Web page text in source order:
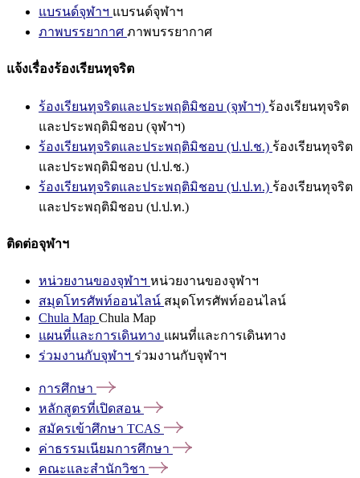
แบรนด์จุฬาฯ แบรนด์จุฬาฯ
ภาพบรรยากาศ ภาพบรรยากาศ
แจ้งเรื่องร้องเรียนทุจริต
ร้องเรียนทุจริตและประพฤติมิชอบ (จุฬาฯ) ร้องเรียนทุจริต
และประพฤติมิชอบ (จุฬาฯ)
ร้องเรียนทุจริตและประพฤติมิชอบ (ป.ป.ช.) ร้องเรียนทุจริต
และประพฤติมิชอบ (ป.ป.ช.)
ร้องเรียนทุจริตและประพฤติมิชอบ (ป.ป.ท.) ร้องเรียนทุจริต
และประพฤติมิชอบ (ป.ป.ท.)
ติดต่อจุฬาฯ
หน่วยงานของจุฬาฯ หน่วยงานของจุฬาฯ
สมุดโทรศัพท์ออนไลน์ สมุดโทรศัพท์ออนไลน์
Chula Map Chula Map
แผนที่และการเดินทาง แผนที่และการเดินทาง
ร่วมงานกับจุฬาฯ ร่วมงานกับจุฬาฯ
การศึกษา
หลักสูตรที่เปิดสอน
สมัครเข้าศึกษา TCAS
ค่าธรรมเนียมการศึกษา
คณะและสำนักวิชา